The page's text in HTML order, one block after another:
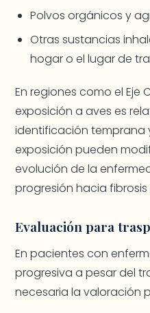
Polvos orgánicos y
Otras sustancias
hogar o el lugar de
En regiones como el Eje
exposición a aves es
identificación temprana
exposición pueden
evolución de la
progresión hacia
Evaluación para
En pacientes con
progresiva a pesar del
necesaria la valoración